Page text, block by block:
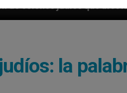
afecta a cristianos (y no
la